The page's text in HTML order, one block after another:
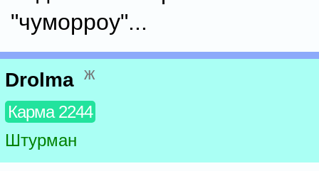
"чуморроу"...
Drolma ж
Карма 2244
Штурман